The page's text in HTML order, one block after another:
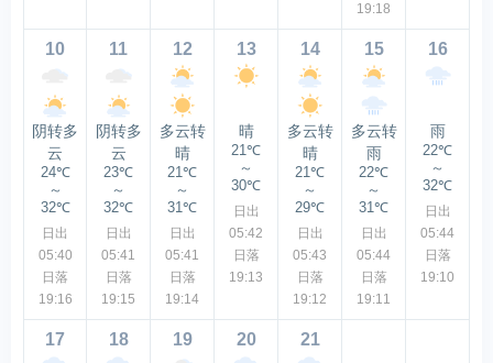
19:18
10
阴转多
云
24℃
～
32℃
日出
05:40
日落
19:16
11
阴转多
云
23℃
～
32℃
日出
05:41
日落
19:15
12
多云转
晴
21℃
～
31℃
日出
05:41
日落
19:14
13
晴
21℃
～
30℃
日出
05:42
日落
19:13
14
多云转
晴
21℃
～
29℃
日出
05:43
日落
19:12
15
多云转
雨
22℃
～
31℃
日出
05:44
日落
19:11
16
雨
22℃
～
32℃
日出
05:44
日落
19:10
17 18 19 20 21